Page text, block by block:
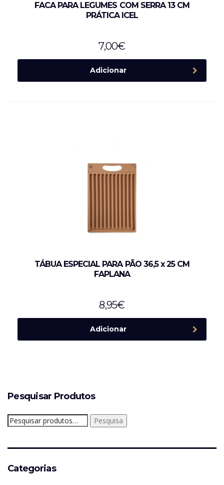
FACA PARA LEGUMES COM SERRA 13 CM
PRÁTICA ICEL
7,00€
Adicionar
TÁBUA ESPECIAL PARA PÃO 36,5 x 25 CM
FAPLANA
8,95€
Adicionar
Pesquisar Produtos
Pesquisar
por:
Pesquisa
Categorias